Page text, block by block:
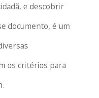
e descobrir
documento, é um
os critérios para